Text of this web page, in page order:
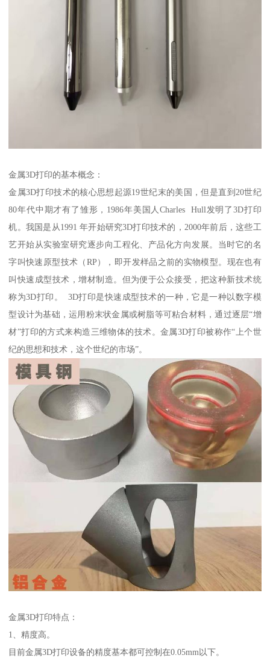
金属3D打印的基本概念：
金属3D打印技术的核心思想起源19世纪末的美国，但是直到20世纪
80年代中期才有了雏形，1986年美国人Charles Hull发明了3D打印
机。我国是从1991 年开始研究3D打印技术的，2000年前后，这些工
艺开始从实验室研究逐步向工程化、产品化方向发展。当时它的名
字叫快速原型技术（RP），即开发样品之前的实物模型。现在也有
叫快速成型技术，增材制造。但为便于公众接受，把这种新技术统
称为3D打印。 3D打印是快速成型技术的一种，它是一种以数字模
型设计为基础，运用粉末状金属或树脂等可粘合材料，通过逐层“增
材”打印的方式来构造三维物体的技术。金属3D打印被称作“上个世
纪的思想和技术，这个世纪的市场”。
金属3D打印特点：
1、精度高。
目前金属3D打印设备的精度基本都可控制在0.05mm以下。